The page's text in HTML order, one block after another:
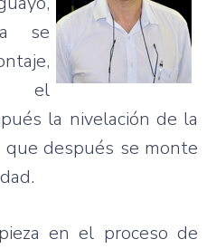
se
el
la nivelación de la
después se monte
en el proceso de